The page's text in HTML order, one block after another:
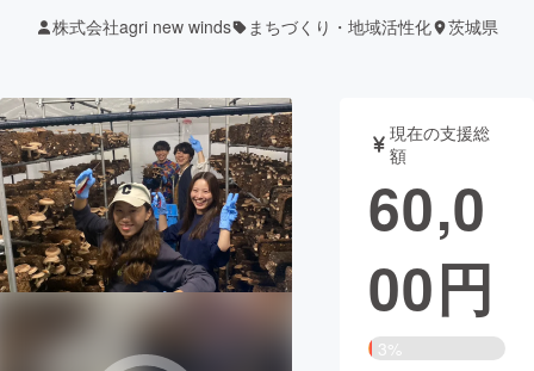
人気のプロ
ジェクト
注目のリ
ターン
ジェクト
募集終了が近いプ
ロジェクト
もうすぐ公開
されます
アート・写真 音楽
テクノロジー・ガジェット ゲーム・
映像・映画 書籍・雑誌
ビジネス・起業 チャレンジ
株式会社agri new winds まちづくり・地域活性化 茨城県
現在の支援総
額
60,0
00円
3%